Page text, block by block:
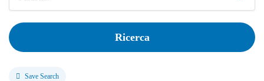
Ricerca
Save Search